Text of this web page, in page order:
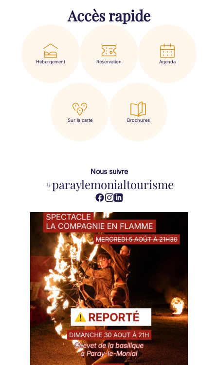
Accès rapide
Hébergement Réservation Agenda
Sur la carte Brochures
Nous suivre
#paraylemonialtourisme